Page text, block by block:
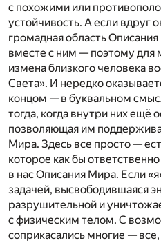
с похожими или
устойчивость. А если вдруг
громадная область
вместе с ним — поэтому для
измена близкого человека
Света». И нередко
концом — в буквальном
тогда, когда внутри них ещё
позволяющая им
Мира. Здесь все просто —
которое как бы
в нас Описания Мира. Если
задачей, высвободившаяся
разрушительной и
с физическим телом. С
соприкасались многие —